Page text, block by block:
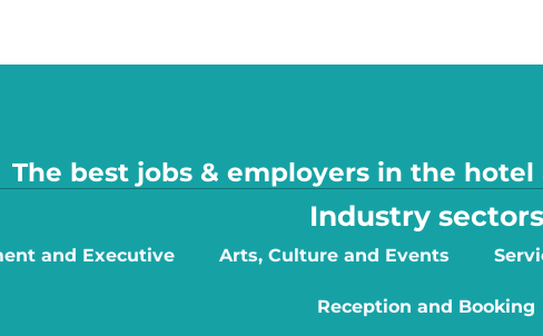
The best jobs & employers in the
Industry sectors
and Executive Arts, Culture and Events
Reception and Booking